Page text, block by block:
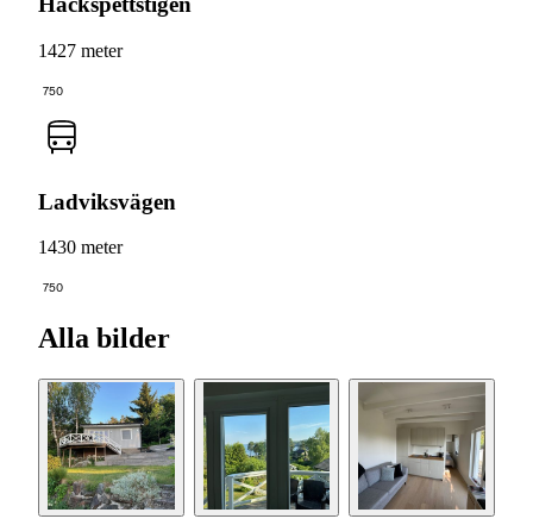
1427 meter
750
Ladviksvägen
1430 meter
750
Alla bilder